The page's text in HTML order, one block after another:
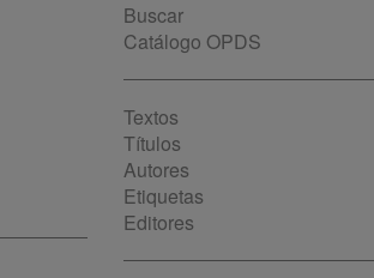
Buscar
Catálogo OPDS
Textos
Títulos
Autores
Etiquetas
Editores